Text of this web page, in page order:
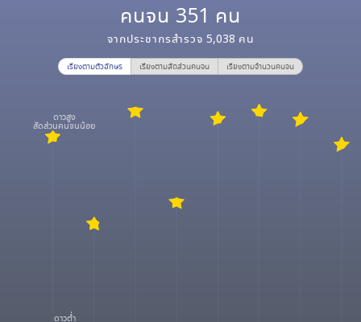
คนจน 351 คน
จากประชากรสำรวจ 5,038 คน
เรียงตามตัวอักษร เรียงตามสัดส่วนคนจน เรียงตามจำนวนคนจน
ดาวสูง
สัดส่วนคนจนน้อย
ดาวต่ำ